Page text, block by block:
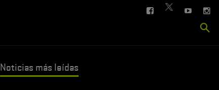
FACEBOOK
TWITTER
YOUTUBE
Noticias más leídas